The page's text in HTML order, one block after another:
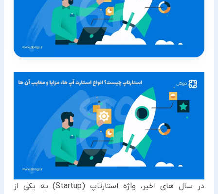
در سال های اخیر، واژه استارتاپ (Startup) به یکی از